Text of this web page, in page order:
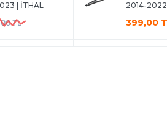
| İTHAL
TL
2014-2022
399,00